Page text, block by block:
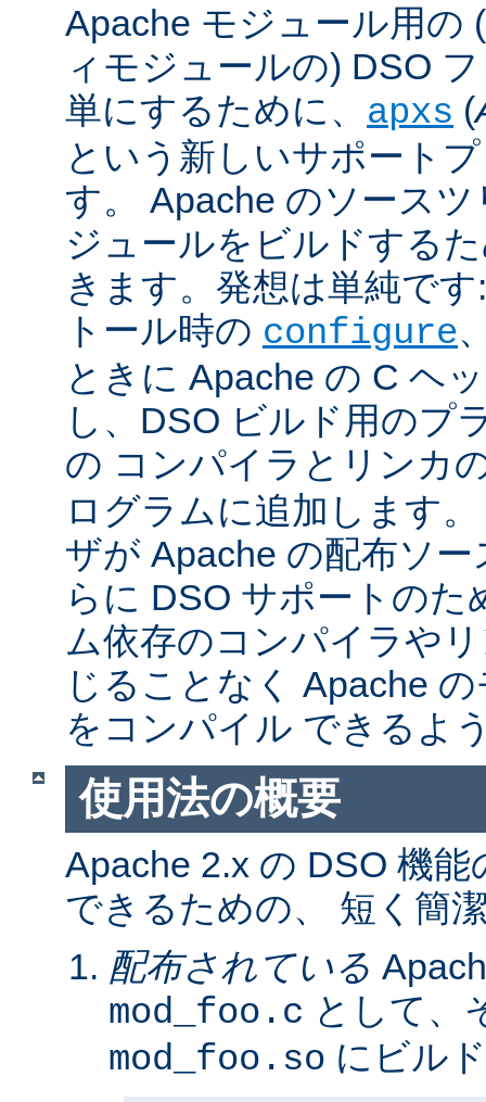
Apache モジュール用の
ィモジュールの) DSO
単にするために、 apxs (
という新しいサポート
す。 Apache のソースツ
ジュールをビルドする
きます。発想は単純で
トール時の configure
ときに Apache の C ヘ
し、DSO ビルド用のプ
の コンパイラとリンカ
ログラムに追加します
ザが Apache の配布ソ
らに DSO サポートの
ム依存のコンパイラや
じることなく Apache
をコンパイル できるよ
使用法の概要
Apache 2.x の DSO 機
できるための、 短く簡
配布されている
mod_foo.c として、
mod_foo.so にビル